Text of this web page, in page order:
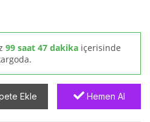
99 saat 47 dakika içerisinde
Ekle Hemen Al